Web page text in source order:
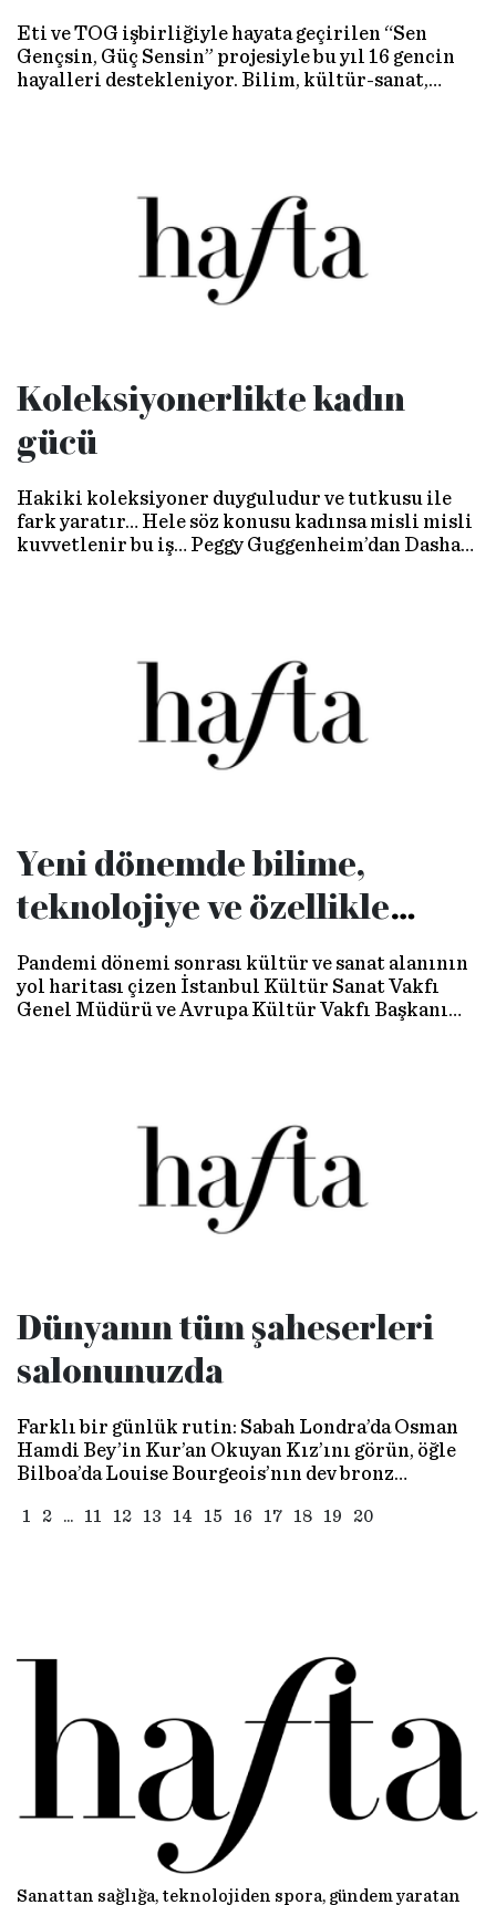
hayallerini destekliyor
Eti ve TOG işbirliğiyle hayata geçirilen “Sen
Gençsin, Güç Sensin” projesiyle bu yıl 16 gencin
hayalleri destekleniyor. Bilim, kültür-sanat,
Koleksiyonerlikte kadın
gücü
Hakiki koleksiyoner duyguludur ve tutkusu ile
fark yaratır… Hele söz konusu kadınsa misli misli
kuvvetlenir bu iş… Peggy Guggenheim’dan Dasha
Yeni dönemde bilime,
teknolojiye ve özellikle
sanata daha çok kaynak
ayıracağız
Pandemi dönemi sonrası kültür ve sanat alanının
yol haritası çizen İstanbul Kültür Sanat Vakfı
Genel Müdürü ve Avrupa Kültür Vakfı Başkanı
Dünyanın tüm şaheserleri
salonunuzda
Farklı bir günlük rutin: Sabah Londra’da Osman
Hamdi Bey’in Kur’an Okuyan Kız’ını görün, öğle
Bilboa’da Louise Bourgeois’nın dev bronz
Paris’te Uyuyan Hermafrodit ile buluşun.
1 2 ... 11 12 13 14 15 16 17 18 19 20
Sanattan sağlığa, teknolojiden spora, gündem yaratan